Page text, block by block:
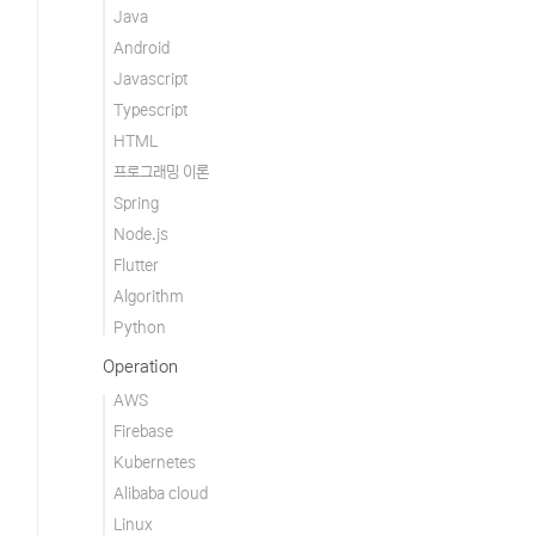
Java
Android
Javascript
Typescript
HTML
프로그래밍 이론
Spring
Node.js
Flutter
Algorithm
Python
Operation
AWS
Firebase
Kubernetes
Alibaba cloud
Linux